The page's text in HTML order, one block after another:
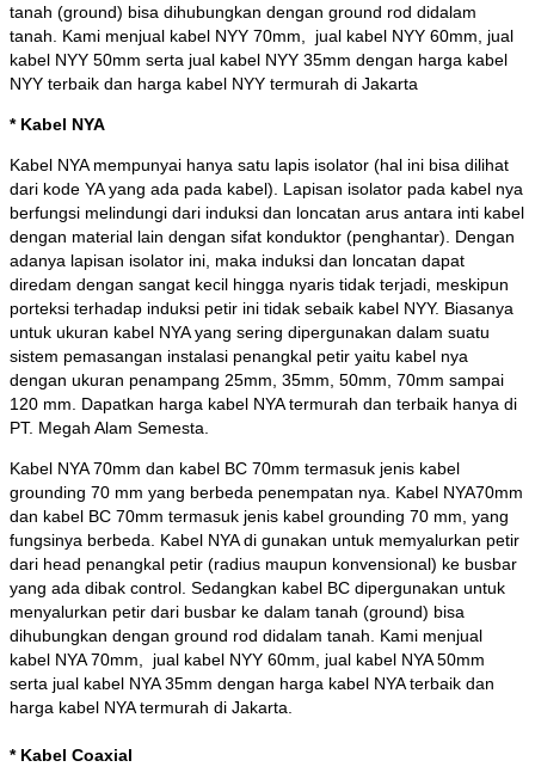
tanah (ground) bisa dihubungkan dengan ground rod didalam
tanah. Kami menjual kabel NYY 70mm, jual kabel NYY 60mm, jual
kabel NYY 50mm serta jual kabel NYY 35mm dengan harga kabel
NYY terbaik dan harga kabel NYY termurah di Jakarta
* Kabel NYA
Kabel NYA mempunyai hanya satu lapis isolator (hal ini bisa dilihat
dari kode YA yang ada pada kabel). Lapisan isolator pada kabel nya
berfungsi melindungi dari induksi dan loncatan arus antara inti kabel
dengan material lain dengan sifat konduktor (penghantar). Dengan
adanya lapisan isolator ini, maka induksi dan loncatan dapat
diredam dengan sangat kecil hingga nyaris tidak terjadi, meskipun
porteksi terhadap induksi petir ini tidak sebaik kabel NYY. Biasanya
untuk ukuran kabel NYA yang sering dipergunakan dalam suatu
sistem pemasangan instalasi penangkal petir yaitu kabel nya
dengan ukuran penampang 25mm, 35mm, 50mm, 70mm sampai
120 mm. Dapatkan harga kabel NYA termurah dan terbaik hanya di
PT. Megah Alam Semesta.
Kabel NYA 70mm dan kabel BC 70mm termasuk jenis kabel
grounding 70 mm yang berbeda penempatan nya. Kabel NYA70mm
dan kabel BC 70mm termasuk jenis kabel grounding 70 mm, yang
fungsinya berbeda. Kabel NYA di gunakan untuk memyalurkan petir
dari head penangkal petir (radius maupun konvensional) ke busbar
yang ada dibak control. Sedangkan kabel BC dipergunakan untuk
menyalurkan petir dari busbar ke dalam tanah (ground) bisa
dihubungkan dengan ground rod didalam tanah. Kami menjual
kabel NYA 70mm, jual kabel NYY 60mm, jual kabel NYA 50mm
serta jual kabel NYA 35mm dengan harga kabel NYA terbaik dan
harga kabel NYA termurah di Jakarta.
* Kabel Coaxial